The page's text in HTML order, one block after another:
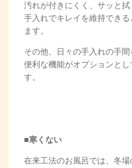
汚れが付きにくく、サッと
手入れでキレイを維持できる
ます。
その他、日々の手入れの手
便利な機能がオプションとし
す。
■寒くない
在来工法のお風呂では、冬